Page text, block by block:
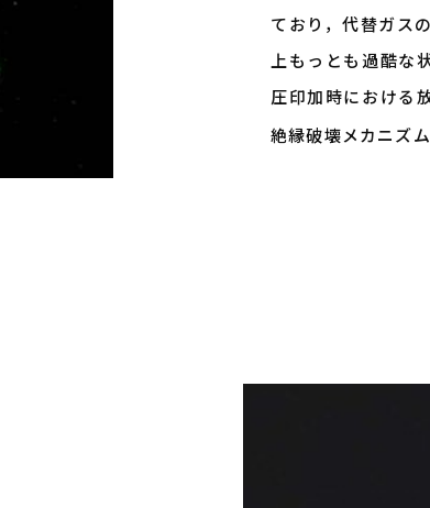
ており，代替ガス
上もっとも過酷な
圧印加時における
絶縁破壊メカニズ